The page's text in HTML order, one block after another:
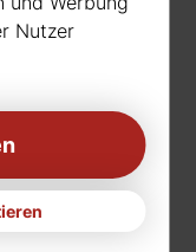
Nutzer